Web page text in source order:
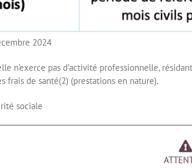
2024
n’exerce pas d’activité professionnelle,
frais de santé(2) (prestations en nature).
sociale